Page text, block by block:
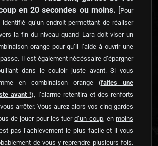
en 20 secondes ou moins. [Pour
identifié qu’un endroit permettant de réaliser
la fin du niveau quand Lara doit viser un
orange pour qu’il l’aide à ouvrir une
Il est également nécéssaire d’épargner
dans le couloir juste avant. Si vous
en combinaison orange (faites une
avant !), l’alarme retentira et des renforts
arrêter. Vous aurez alors vos cinq gardes
de jouer pour les tuerd’un coup, en moins
pas l’achievement le plus facile et il vous
de vous y reprendre plusieurs fois.